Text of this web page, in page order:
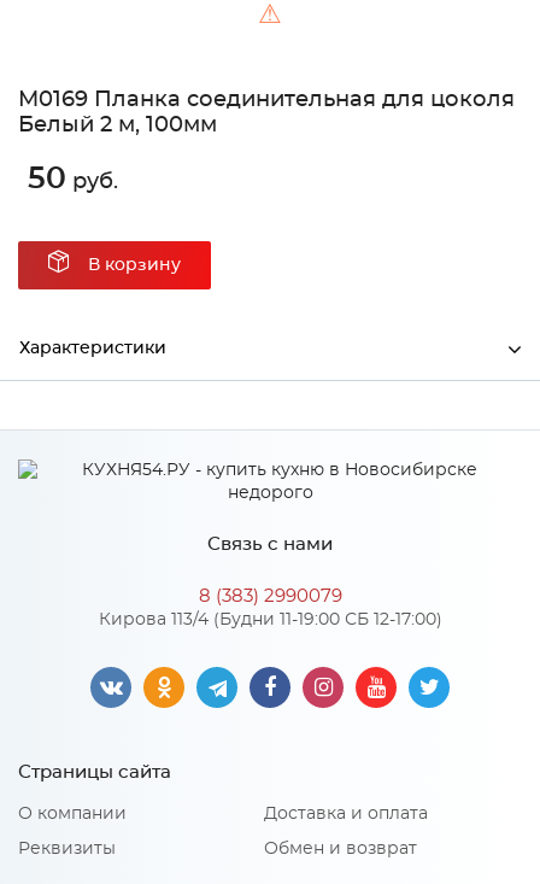
⚠
М0169 Планка соединительная для цоколя
Белый 2 м, 100мм
50 руб.
В корзину
Характеристики
Высота 100
Белый
Количество упаковок: 1
Связь с нами
8 (383) 2990079
Кирова 113/4 (Будни 11-19:00 СБ 12-17:00)
Страницы сайта
О компании
Реквизиты
Доставка и оплата
Обмен и возврат